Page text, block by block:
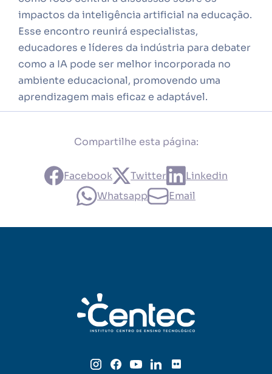
impactos da inteligência artificial na educação.
Esse encontro reunirá especialistas,
educadores e líderes da indústria para debater
como a IA pode ser melhor incorporada no
ambiente educacional, promovendo uma
aprendizagem mais eficaz e adaptável.
Compartilhe esta página:
Facebook Twitter
Linkedin
Whatsapp
Email